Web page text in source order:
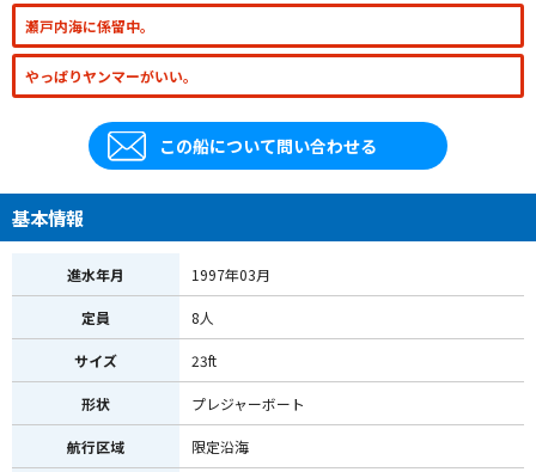
瀬戸内海に係留中。
やっぱりヤンマーがいい。
この船について問い合わせる
基本情報
進水年月 1997年03月
定員 8人
サイズ 23ft
形状 プレジャーボート
航行区域 限定沿海